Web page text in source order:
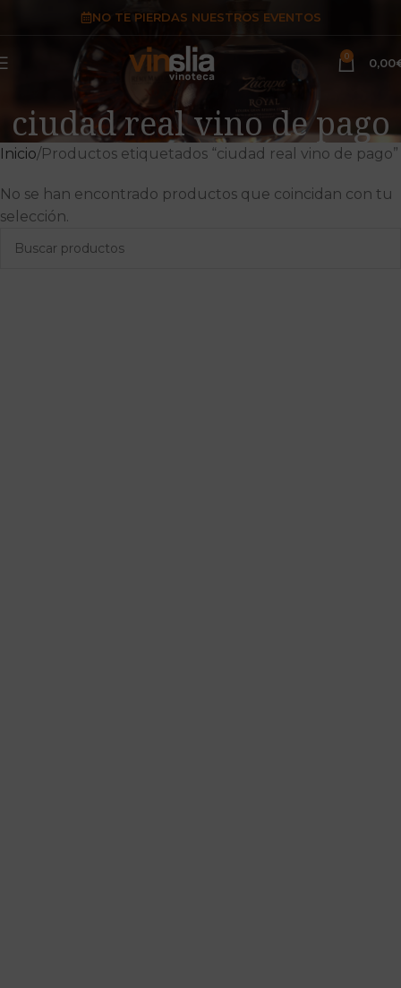
NO TE PIERDAS NUESTROS EVENTOS
0 0,00
ciudad real vino de pago
Inicio Productos etiquetados “ciudad real vino de pago”
No se han encontrado productos que coincidan con tu
selección.